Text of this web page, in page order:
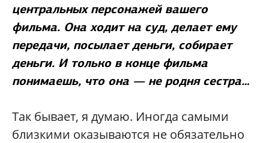
центральных персонажей вашего
фильма. Она ходит на суд, делает ему
передачи, посылает деньги, собирает
деньги. И только в конце фильма
понимаешь, что она — не родня сестра…
Так бывает, я думаю. Иногда самыми
близкими оказываются не обязательно